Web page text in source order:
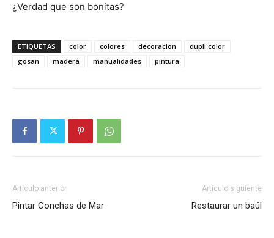
¿Verdad que son bonitas?
ETIQUETAS color colores decoracion
dupli color
gosan
madera manualidades pintura
Artículo anterior
Pintar Conchas de Mar
Artículo siguiente
Restaurar un baúl